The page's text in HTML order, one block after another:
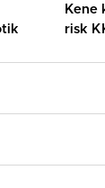
Kene
risk